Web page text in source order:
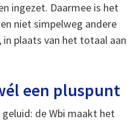
ingezet. Daarmee is het
niet simpelweg andere
plaats van het totaal aan
een pluspunt
de Wbi maakt het